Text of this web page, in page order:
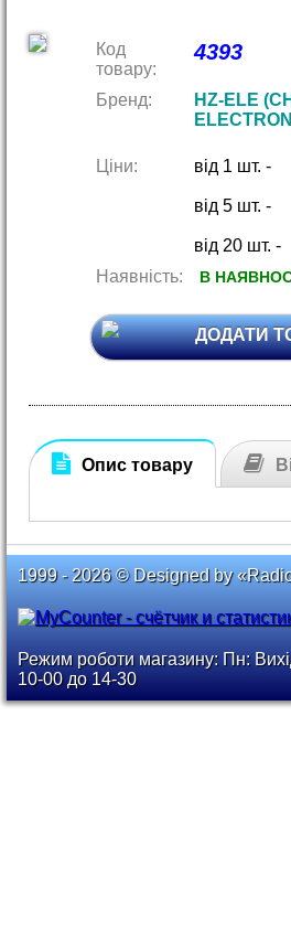
Код
товару:
4393
Бренд:
HZ-ELE
Ціни: від 1 шт. -
від 5 шт. -
від 20 шт. -
Наявність: В
ДОДАТИ
Опис товару
1999 - 2026 © Designed by
Режим роботи магазину: Пн:
10-00 до 14-30